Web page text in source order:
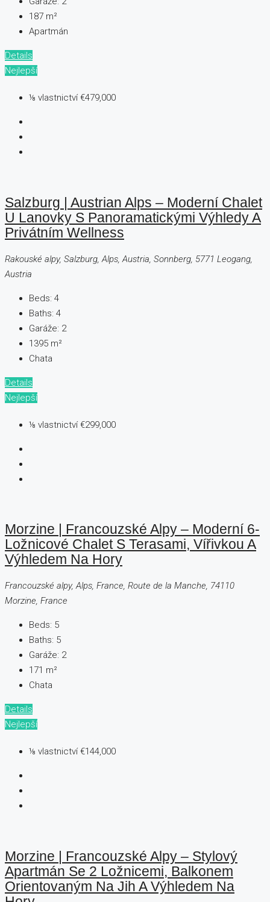
187 m²
Apartmán
Details
Nejlepší
⅛ vlastnictví€479,000
Salzburg | Austrian Alps – Moderní Chalet
U Lanovky S Panoramatickými Výhledy A
Privátním Wellness
Rakouské alpy, Salzburg, Alps, Austria, Sonnberg, 5771 Leogang,
Austria
Beds: 4
Baths: 4
Garáže: 2
1395 m²
Chata
Details
Nejlepší
⅛ vlastnictví€299,000
Morzine | Francouzské Alpy – Moderní 6-
Ložnicové Chalet S Terasami, Vířivkou A
Výhledem Na Hory
Francouzské alpy, Alps, France, Route de la Manche, 74110
Morzine, France
Beds: 5
Baths: 5
Garáže: 2
171 m²
Chata
Details
Nejlepší
⅛ vlastnictví€144,000
Morzine | Francouzské Alpy – Stylový
Apartmán Se 2 Ložnicemi, Balkonem
Orientovaným Na Jih A Výhledem Na